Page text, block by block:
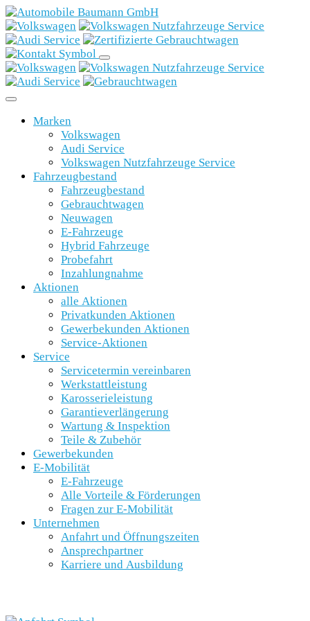
Marken
Volkswagen
Audi Service
Volkswagen Nutzfahrzeuge Service
Fahrzeugbestand
Fahrzeugbestand
Gebrauchtwagen
Neuwagen
E-Fahrzeuge
Hybrid Fahrzeuge
Probefahrt
Inzahlungnahme
Aktionen
alle Aktionen
Privatkunden Aktionen
Gewerbekunden Aktionen
Service-Aktionen
Service
Servicetermin vereinbaren
Werkstattleistung
Karosserieleistung
Garantieverlängerung
Wartung & Inspektion
Teile & Zubehör
Gewerbekunden
E-Mobilität
E-Fahrzeuge
Alle Vorteile & Förderungen
Fragen zur E-Mobilität
Unternehmen
Anfahrt und Öffnungszeiten
Ansprechpartner
Karriere und Ausbildung